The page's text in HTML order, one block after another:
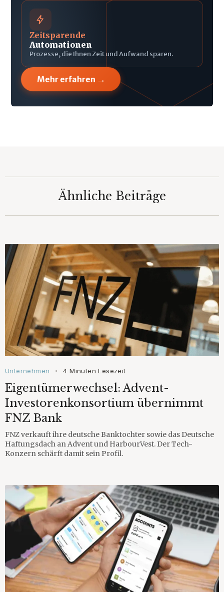
Zeitsparende
Automationen
Prozesse, die Ihnen Zeit und Aufwand sparen.
Mehr erfahren →
Ähnliche Beiträge
Unternehmen • 4 Minuten Lesezeit
Eigentümerwechsel: Advent-
Investorenkonsortium übernimmt
FNZ Bank
FNZ verkauft ihre deutsche Banktochter sowie das Deutsche
Haftungsdach an Advent und HarbourVest. Der Tech-
Konzern schärft damit sein Profil.